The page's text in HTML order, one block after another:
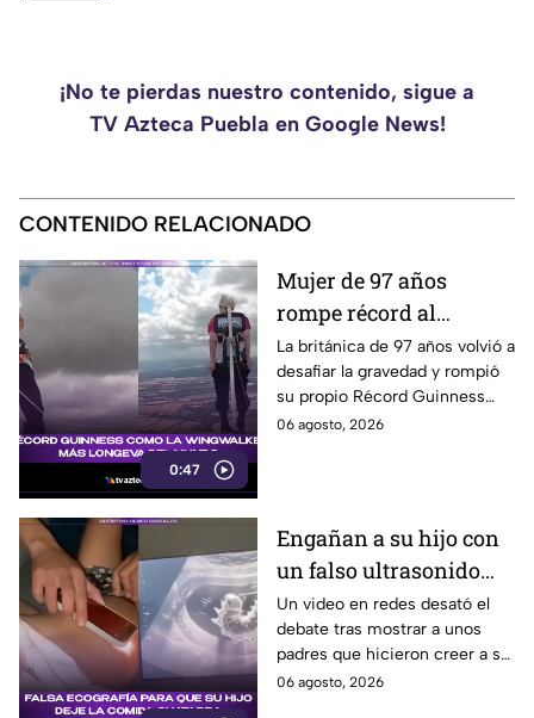
¡No te pierdas nuestro contenido, sigue a
TV Azteca Puebla en Google News!
CONTENIDO RELACIONADO
0:47
Mujer de 97 años
rompe récord al
caminar sobre el ala de
un avión
La británica de 97 años volvió a
desafiar la gravedad y rompió
su propio Récord Guinness
tras recuperarse de un
06 agosto, 2026
Engañan a su hijo con
un falso ultrasonido
para alejarlo de los
dulces
Un video en redes desató el
debate tras mostrar a unos
padres que hicieron creer a su
hijo que tenía un gusano en el
06 agosto, 2026